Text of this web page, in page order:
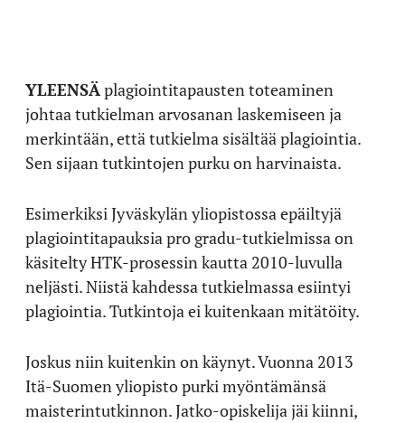
YLEENSÄplagiointitapausten toteaminen
johtaa tutkielman arvosanan laskemiseen ja
merkintään, että tutkielma sisältää plagiointia.
Sen sijaan tutkintojen purku on harvinaista.
Esimerkiksi Jyväskylän yliopistossa epäiltyjä
plagiointitapauksia pro gradu-tutkielmissa on
käsitelty HTK-prosessin kautta 2010-luvulla
neljästi. Niistä kahdessa tutkielmassa esiintyi
plagiointia. Tutkintoja ei kuitenkaan mitätöity.
Joskus niin kuitenkin on käynyt. Vuonna 2013
Itä-Suomen yliopisto purki myöntämänsä
maisterintutkinnon. Jatko-opiskelija jäi kiinni,